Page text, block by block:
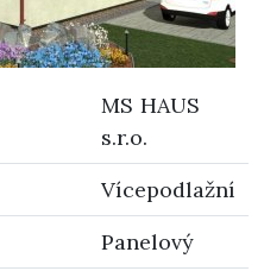
MS HAUS
s.r.o.
Vícepodlažní
Panelový